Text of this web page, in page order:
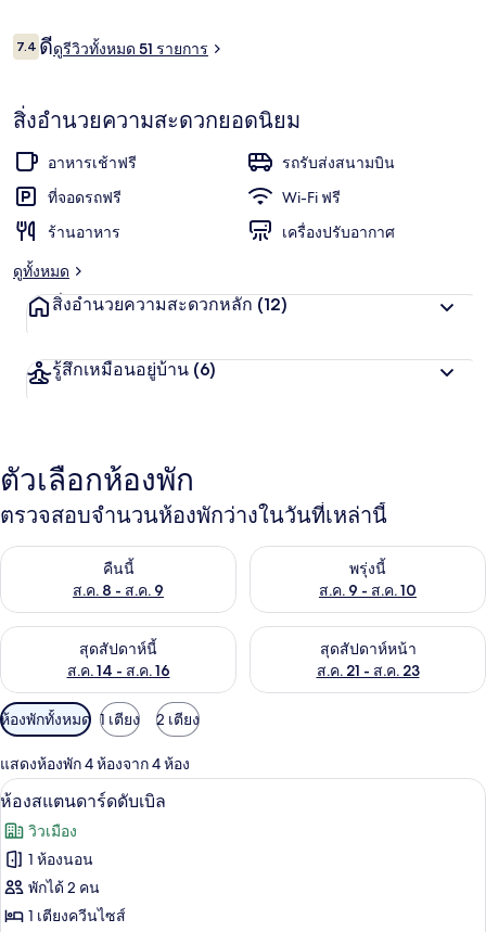
รีวิว
7.47.4 จาก 10
ดีดูรีวิวทั้งหมด 51 รายการ
สิ่งอำนวยความสะดวกยอดนิยม
อาหารเช้าฟรี
รถรับส่งสนามบิน
ที่จอดรถฟรี
Wi-Fi ฟรี
ร้านอาหาร
เครื่องปรับอากาศ
ดูทั้งหมด
สิ่งอำนวยความสะดวกหลัก (12)
รู้สึกเหมือนอยู่บ้าน (6)
ตัวเลือกห้องพัก
ตรวจสอบจำนวนห้องพักว่างในวันที่เหล่านี้
คืนนี้
ส.ค. 8 - ส.ค. 9
ตรวจสอบจำนวนห้องพักว่างในคืนนี้ ส.ค. 8 - ส.ค. 9พรุ่งนี้
ส.ค. 9 - ส.ค. 10
ตรวจสอบจำนวนห้องพักว่างใน
สุดสัปดาห์นี้
ส.ค. 14 - ส.ค. 16
ตรวจสอบจำนวนห้องพักว่างในสุดสัปดาห์นี้ ส.ค. 14 - ส.ค. 16
สุดสัปดาห์หน้า
ส.ค. 21 - ส.ค. 23
ตรวจสอบจำนวนห้องพักว่างใน
ตัว
กรอง
ที่
มี
ให้
สำหรับ
ห้อง
พัก
ห้องพักทั้งหมด 1 เตียง 2 เตียง
แสดงห้องพัก 4 ห้องจาก 4 ห้อง
เปิด
ภาพถ่าย
ทั้งหมด
ของ
ห้อง
โต๊ะทำงาน, พื้นที่ทำงานแบบใช้แล็ปท็อ
22
ห้องสแตนดาร์ดดับเบิล
วิวเมือง
1 ห้องนอน
พักได้ 2 คน
1 เตียงควีนไซส์